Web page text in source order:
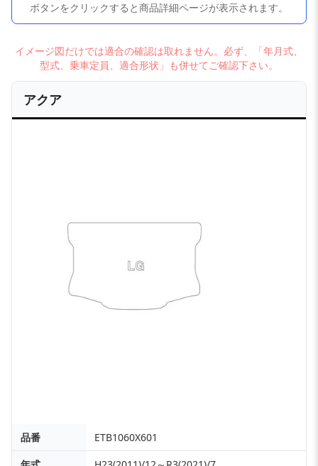
ボタンをクリックすると商品詳細ページが表示されます。
イメージ図だけでは適合の確認は取れません。必ず、「年月式、
型式、乗車定員、適合形状」も併せてご確認下さい。
アクア
品番
ETB1060X601